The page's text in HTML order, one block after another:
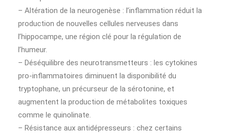
– Altération de la neurogenèse : l’inflammation réduit la
production de nouvelles cellules nerveuses dans
l’hippocampe, une région clé pour la régulation de
l’humeur.
– Déséquilibre des neurotransmetteurs : les cytokines
pro-inflammatoires diminuent la disponibilité du
tryptophane, un précurseur de la sérotonine, et
augmentent la production de métabolites toxiques
comme le quinolinate.
– Résistance aux antidépresseurs : chez certains